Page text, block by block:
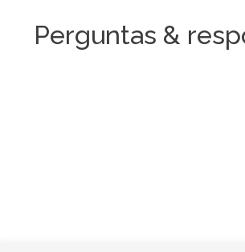
Perguntas &